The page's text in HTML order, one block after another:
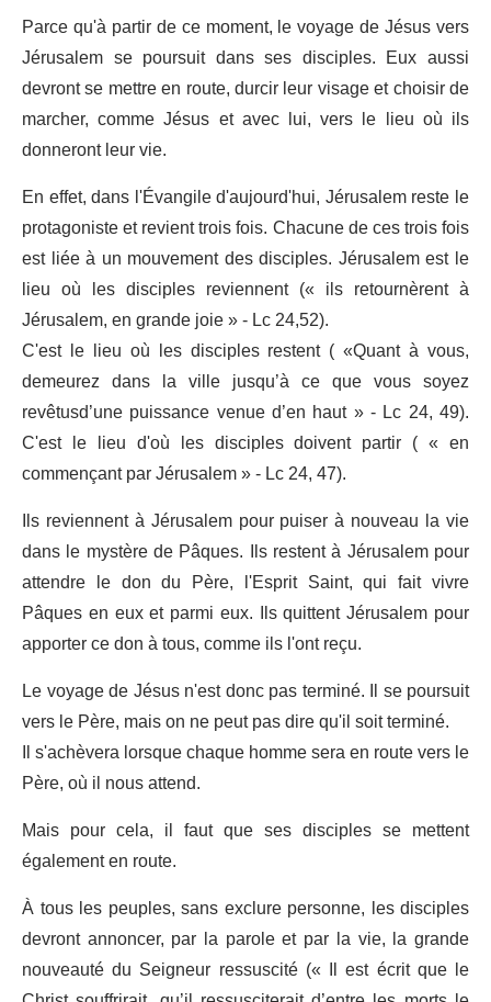
Parce qu'à partir de ce moment, le voyage de Jésus vers
Jérusalem se poursuit dans ses disciples. Eux aussi
devront se mettre en route, durcir leur visage et choisir de
marcher, comme Jésus et avec lui, vers le lieu où ils
donneront leur vie.
En effet, dans l'Évangile d'aujourd'hui, Jérusalem reste le
protagoniste et revient trois fois. Chacune de ces trois fois
est liée à un mouvement des disciples. Jérusalem est le
lieu où les disciples reviennent (« ils retournèrent à
Jérusalem, en grande joie » - Lc 24,52).
C'est le lieu où les disciples restent ( «Quant à vous,
demeurez dans la ville jusqu’à ce que vous soyez
revêtusd’une puissance venue d’en haut » - Lc 24, 49).
C'est le lieu d'où les disciples doivent partir ( « en
commençant par Jérusalem » - Lc 24, 47).
Ils reviennent à Jérusalem pour puiser à nouveau la vie
dans le mystère de Pâques. Ils restent à Jérusalem pour
attendre le don du Père, l'Esprit Saint, qui fait vivre
Pâques en eux et parmi eux. Ils quittent Jérusalem pour
apporter ce don à tous, comme ils l'ont reçu.
Le voyage de Jésus n'est donc pas terminé. Il se poursuit
vers le Père, mais on ne peut pas dire qu'il soit terminé.
Il s'achèvera lorsque chaque homme sera en route vers le
Père, où il nous attend.
Mais pour cela, il faut que ses disciples se mettent
également en route.
À tous les peuples, sans exclure personne, les disciples
devront annoncer, par la parole et par la vie, la grande
nouveauté du Seigneur ressuscité (« Il est écrit que le